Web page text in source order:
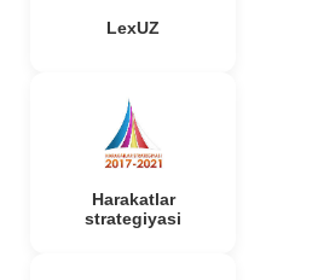
LexUZ
Harakatlar
strategiyasi